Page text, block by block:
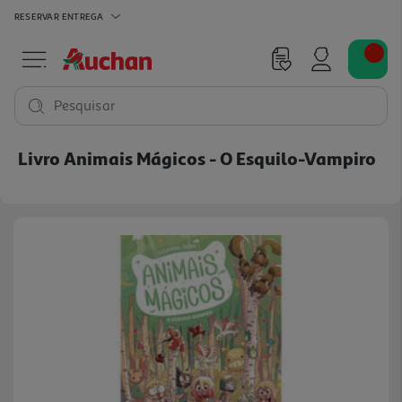
RESERVAR ENTREGA
Pesquisar
Livro Animais Mágicos - O Esquilo-Vampiro